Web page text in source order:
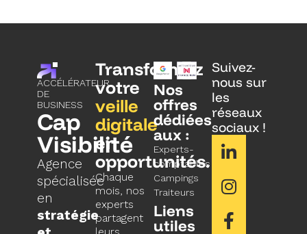
ACCÉLÉRATEUR
DE
BUSINESS
Cap
Visibilité
Agence
spécialisée
en
stratégie
Transformez
votre
veille
digitale
en
opportunités.
Chaque
mois, nos
experts
partagent
Nos
offres
dédiées
aux :
Experts-
comptables
Campings
Traiteurs
Liens
utiles
Suivez-
nous sur
les
réseaux
sociaux !